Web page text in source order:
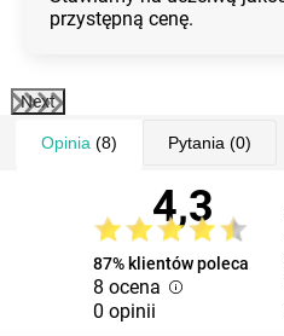
przystępną cenę.
Next
Opinia (8) Pytania (0)
4,3
87% klientów poleca
8 ocena
0 opinii